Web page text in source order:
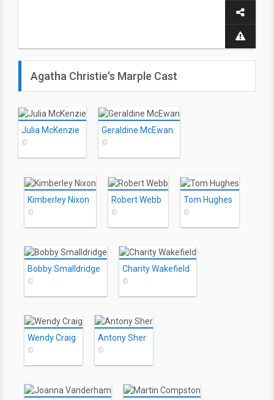
Agatha Christie's Marple Cast
Julia McKenzie
©
Geraldine McEwan
©
Kimberley Nixon
©
Robert Webb
©
Tom Hughes
©
Bobby Smalldridge
©
Charity Wakefield
©
Wendy Craig
©
Antony Sher
©